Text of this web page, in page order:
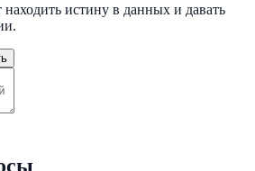
находить истину в данных и давать